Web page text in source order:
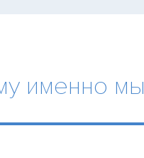
именно мы